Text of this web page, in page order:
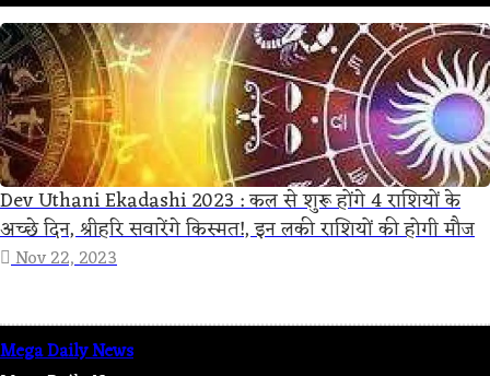
Dev Uthani Ekadashi 2023 : कल से शुरू होंगे 4 राशियों के
अच्छे दिन, श्रीहरि सवारेंगे किस्मत!, इन लकी राशियों की होगी मौज
Nov 22, 2023
Mega Daily News